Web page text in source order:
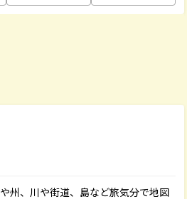
州、川や街道、島など旅気分で地図